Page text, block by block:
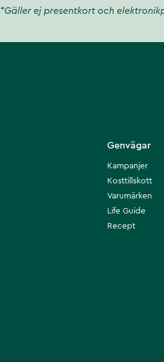
*Gäller ej presentkort och
Genvägar
Kampanjer
Kosttillskott
Varumärken
Life Guide
Recept